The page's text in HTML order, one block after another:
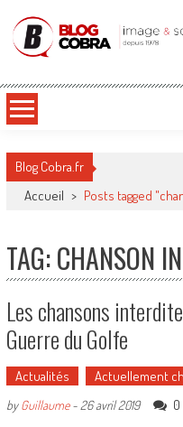
Blog Cobra
Blog Cobra.fr
Accueil > Posts tagged
TAG: CHANSON
Les chansons
Guerre du Golfe
Actualités Actuellement
byGuillaume- 26 avril 2019 0